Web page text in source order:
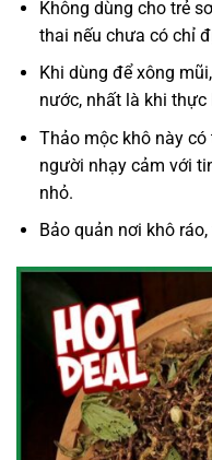
Không dùng cho trẻ
thai nếu chưa có chỉ
Khi dùng để xông
nước, nhất là khi
Thảo mộc khô này
người nhạy cảm với
nhỏ.
Bảo quản nơi khô